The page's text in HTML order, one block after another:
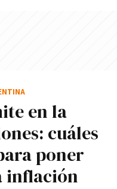
en la
cuáles
poner
inflación